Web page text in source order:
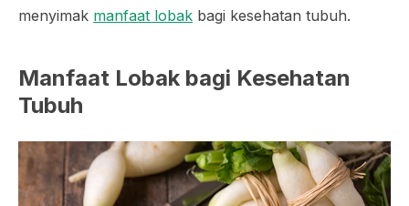
menyimak manfaat lobak bagi kesehatan tubuh.
Manfaat Lobak bagi Kesehatan
Tubuh